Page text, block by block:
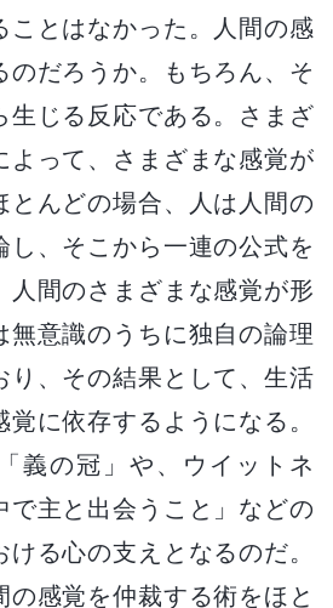
ことはなかった。人間の感
のだろうか。もちろん、そ
生じる反応である。さまざ
よって、さまざまな感覚が
とんどの場合、人は人間の
し、そこから一連の公式を
人間のさまざまな感覚が形
無意識のうちに独自の論理
り、その結果として、生活
に依存するようになる。
義の冠」や、ウイットネ
で主と出会うこと」などの
る心の支えとなるのだ。
感覚を仲裁する術をほと